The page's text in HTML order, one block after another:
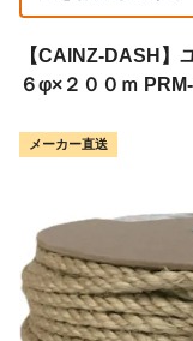
【CAINZ-DASH】
６φ×２００ｍ
メーカー直送